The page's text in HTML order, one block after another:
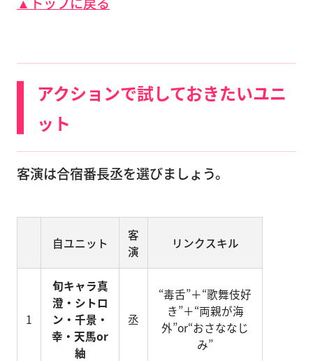
アクションで試しておきたいユニ
ット
客演は合宿番長丞を選びましょう。
自ユニット
客
演
リンクスキル
1
旬キャラ真
澄・シトロ
ン・千景・
幸・天馬or
紬
丞
“毒舌”＋“歌舞伎好
き”＋“両親が海
外”or“おさななじ
み”